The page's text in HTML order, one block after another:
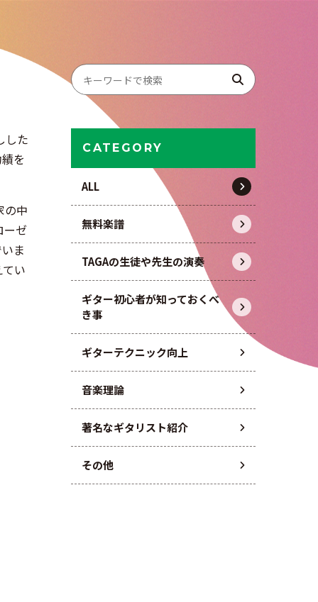
CATEGORY
ALL
無料楽譜
TAGAの生徒や先生の演奏
ギター初心者が知っておくべ
き事
ギターテクニック向上
音楽理論
著名なギタリスト紹介
その他
した
を
の中
ーゼ
ま
い